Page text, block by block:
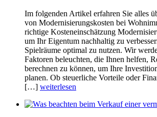
Im folgenden Artikel erfahren Sie alles
von Modernisierungskosten bei
richtige Kosteneinschätzung
um Ihr Eigentum nachhaltig zu
Spielräume optimal zu nutzen. Wir
Faktoren beleuchten, die Ihnen helfen,
berechnen zu können, um Ihre
planen. Ob steuerliche Vorteile oder
[…] weiterlesen